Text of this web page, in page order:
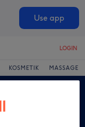
Use app
LOGIN
KOSMETIK MASSAGE